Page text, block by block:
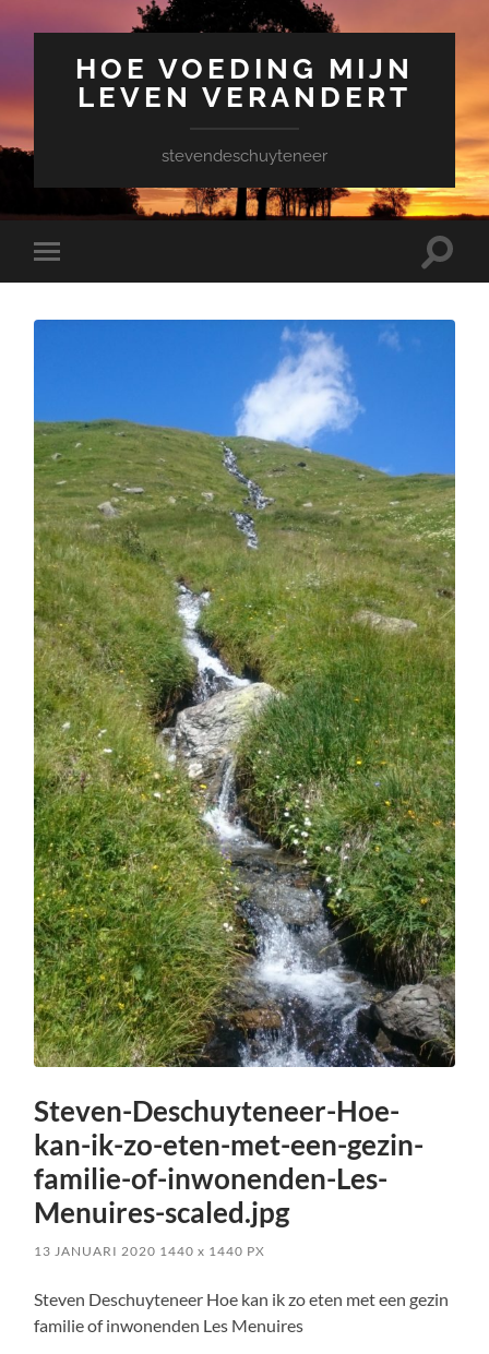
HOE VOEDING MIJN
LEVEN VERANDERT
stevendeschuyteneer
Toggle
mobiel
Toggle
Steven-Deschuyteneer-Hoe-
kan-ik-zo-eten-met-een-gezin-
familie-of-inwonenden-Les-
Menuires-scaled.jpg
13 JANUARI 2020 1440x 1440 PX
Steven Deschuyteneer Hoe kan ik zo eten met een gezin
familie of inwonenden Les Menuires